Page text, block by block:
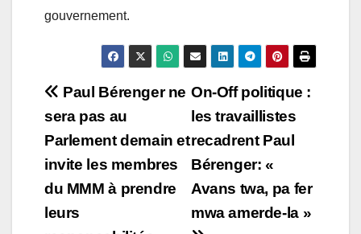
gouvernement.
Post
navigation
On-Off politique :
les travaillistes
recadrent Paul
Bérenger: «
Avans twa, pa fer
mwa amerde-la »
Paul Bérenger ne
sera pas au
Parlement demain et
invite les membres
du MMM à prendre
leurs